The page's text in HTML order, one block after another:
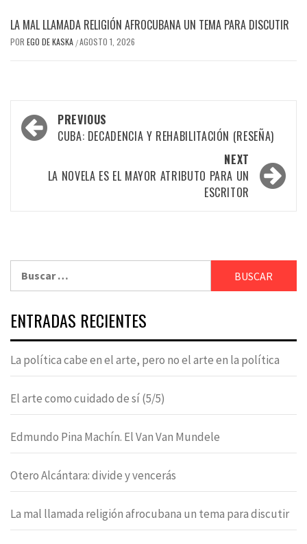
LA MAL LLAMADA RELIGIÓN AFROCUBANA UN TEMA PARA DISCUTIR
POR EGO DE KASKA /AGOSTO 1, 2026
Post
navigation
PREVIOUS
CUBA: DECADENCIA Y REHABILITACIÓN (RESEÑA)
NEXT
LA NOVELA ES EL MAYOR ATRIBUTO PARA UN
ESCRITOR
ENTRADAS RECIENTES
La política cabe en el arte, pero no el arte en la política
El arte como cuidado de sí (5/5)
Edmundo Pina Machín. El Van Van Mundele
Otero Alcántara: divide y vencerás
La mal llamada religión afrocubana un tema para discutir